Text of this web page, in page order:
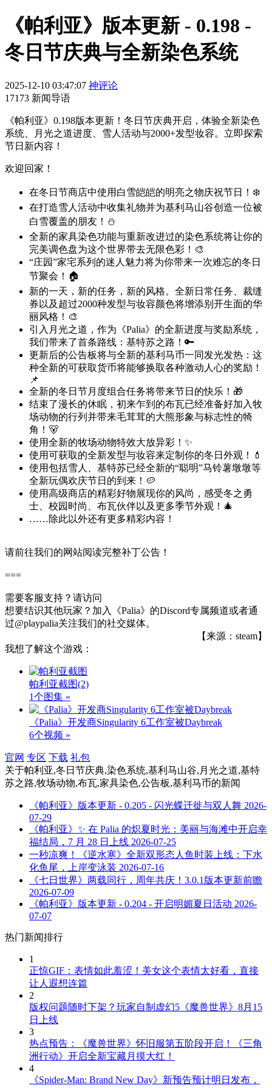
《帕利亚》版本更新 - 0.198 -
冬日节庆典与全新染色系统
2025-12-10 03:47:07 神评论
17173 新闻导语
《帕利亚》0.198版本更新！冬日节庆典开启，体验全新染色
系统、月光之道进度、雪人活动与2000+发型妆容。立即探索
节日新内容！
欢迎回家！
在冬日节商店中使用白雪皑皑的明亮之物庆祝节日！❄️
在打造雪人活动中收集礼物并为基利马山谷创造一位被
白雪覆盖的朋友！⛄
全新的家具染色功能与重新改进过的染色系统将让你的
完美调色盘为这个世界带去无限色彩！🎨
“庄园”家宅系列的迷人魅力将为你带来一次难忘的冬日
节聚会！🏠
新的一天，新的任务，新的风格。全新日常任务、裁缝
券以及超过2000种发型与妆容颜色将增添别开生面的华
丽风格！🎨
引入月光之道，作为《Palia》的全新进度与奖励系统，
我们带来了首条路线：基特苏之路！🔑
更新后的公告板将与全新的基利马币一同发光发热：这
种全新的可获取货币将能够换取各种激动人心的奖励！
📌
全新的冬日节月度组合任务将带来节日的快乐！🎁
结束了漫长的休眠，初来乍到的布瓦已经准备好加入牧
场动物的行列并带来毛茸茸的大熊形象与标志性的犄
角！🐻
使用全新的牧场动物特效大放异彩！✨
使用可获取的全新发型与妆容来定制你的冬日外观！💄
使用包括雪人、基特苏已经全新的“聪明”马铃薯墩墩等
全新玩偶欢庆节日的到来！🥔
使用高级商店的精彩好物展现你的风尚，感受冬之勇
士、校园时尚、布瓦伙伴以及更多季节外观！🎄
……除此以外还有更多精彩内容！
请前往我们的网站阅读完整补丁公告！
===
需要客服支持？请访问
想要结识其他玩家？加入《Palia》的Discord专属频道或者通
过@playpalia关注我们的社交媒体。
【来源：steam】
我想了解这个游戏：
帕利亚截图(2)
1个图集 »
《Palia》开发商Singularity 6工作室被Daybreak
6个视频 »
官网 专区 下载 礼包
关于帕利亚,冬日节庆典,染色系统,基利马山谷,月光之道,基特
苏之路,牧场动物,布瓦,家具染色,公告板,基利马币的新闻
《帕利亚》版本更新 - 0.205 - 闪光蝶迁徙与双人舞 2026-
07-29
《帕利亚》✨ 在 Palia 的炽夏时光：美丽与海滩中开启幸
福结局，7 月 28 日上线 2026-07-25
一秒凉爽！《逆水寒》全新双形态人鱼时装上线：下水
化鱼尾，上岸变泳装 2026-07-16
《七日世界》两载同行，周年共庆！3.0.1版本更新前瞻
2026-07-09
《帕利亚》版本更新 - 0.204 - 开启明媚夏日活动 2026-
07-07
热门新闻排行
1
正惊GIF：表情如此羞涩！美女这个表情太好看，直接
让人遐想连篇
2
版权问题随时下架？玩家自制虚幻5《魔兽世界》8月15
日上线
3
热点预告：《魔兽世界》怀旧服第五阶段开启！《三角
洲行动》开启全新宝藏月摸大红！
4
《Spider-Man: Brand New Day》新预告预计明日发布，